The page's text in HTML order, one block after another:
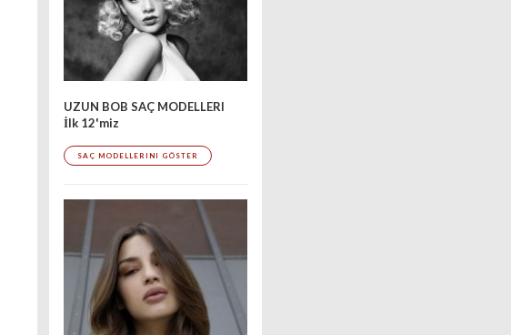
UZUN BOB SAÇ MODELLERI
İlk 12'miz
SAÇ MODELLERINI GÖSTER